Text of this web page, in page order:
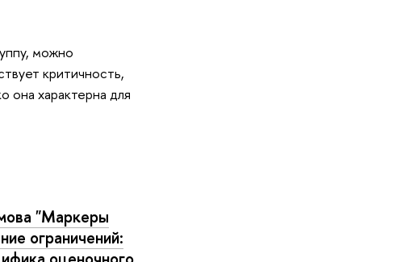
можно
критичность,
она характерна для
"Маркеры
ограничений: